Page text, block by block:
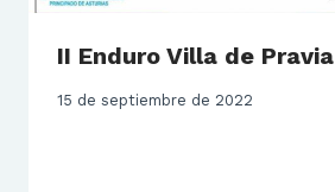
II Enduro Villa de Pravia
15 de septiembre de 2022